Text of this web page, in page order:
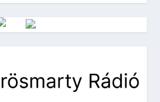
Vörösmarty Rádió